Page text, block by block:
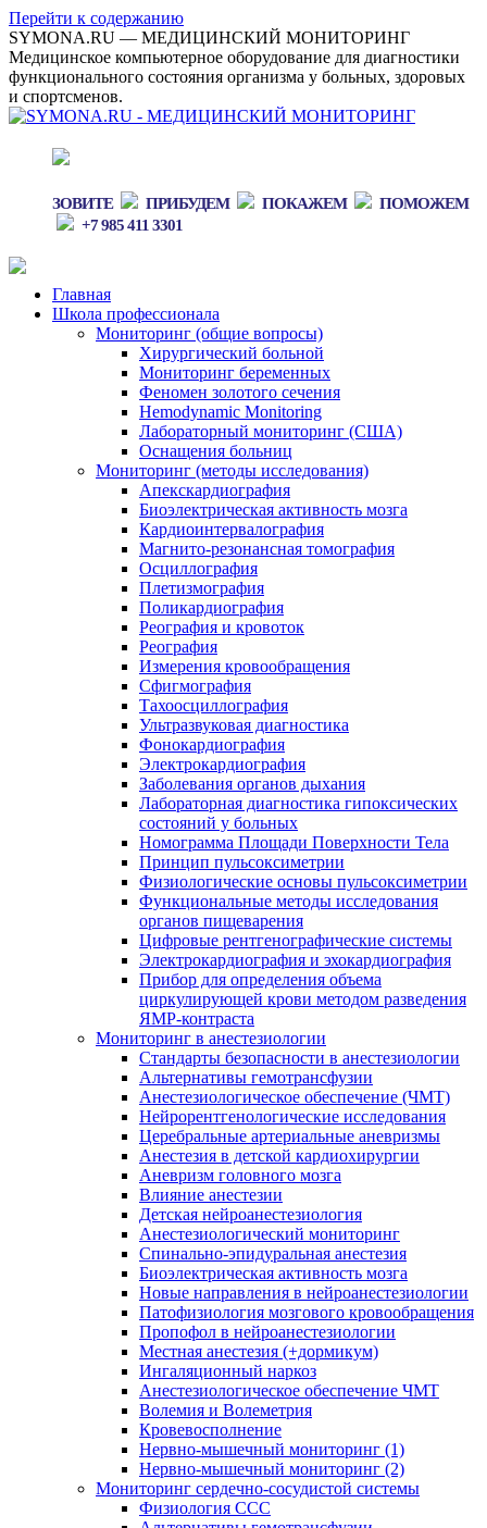
Перейти к содержанию
SYMONA.RU — МЕДИЦИНСКИЙ МОНИТОРИНГ
Медицинское компьютерное оборудование для диагностики
функционального состояния организма у больных, здоровых
и спортсменов.
ЗОВИТЕ ПРИБУДЕМ ПОКАЖЕМ
ПОМОЖЕМ
+7 985 411 3301
Главная
Школа профессионала
Мониторинг (общие вопросы)
Хирургический больной
Мониторинг беременных
Феномен золотого сечения
Hemodynamic Monitoring
Лабораторный мониторинг (США)
Оснащения больниц
Мониторинг (методы исследования)
Апекскардиография
Биоэлектрическая активность мозга
Кардиоинтервалография
Магнито-резонансная томография
Осциллография
Плетизмография
Поликардиография
Реография и кровоток
Реография
Измерения кровообращения
Сфигмография
Тахоосциллография
Ультразвуковая диагностика
Фонокардиография
Электрокардиография
Заболевания органов дыхания
Лабораторная диагностика гипоксических
состояний у больных
Номограмма Площади Поверхности Тела
Принцип пульсоксиметрии
Физиологические основы пульсоксиметрии
Функциональные методы исследования
органов пищеварения
Цифровые рентгенографические системы
Электрокардиография и эхокардиография
Прибор для определения объема
циркулирующей крови методом разведения
ЯМР-контраста
Мониторинг в анестезиологии
Стандарты безопасности в анестезиологии
Альтернативы гемотрансфузии
Анестезиологическое обеспечение (ЧМТ)
Нейрорентгенологические исследования
Церебральные артериальные аневризмы
Анестезия в детской кардиохирургии
Аневризм головного мозга
Влияние анестезии
Детская нейроанестезиология
Анестезиологический мониторинг
Спинально-эпидуральная анестезия
Биоэлектрическая активность мозга
Новые направления в нейроанестезиологии
Патофизиология мозгового кровообращения
Пропофол в нейроанестезиологии
Местная анестезия (+дормикум)
Ингаляционный наркоз
Анестезиологическое обеспечение ЧМТ
Волемия и Волеметрия
Кровевосполнение
Нервно-мышечный мониторинг (1)
Нервно-мышечный мониторинг (2)
Мониторинг сердечно-сосудистой системы
Физиология ССС